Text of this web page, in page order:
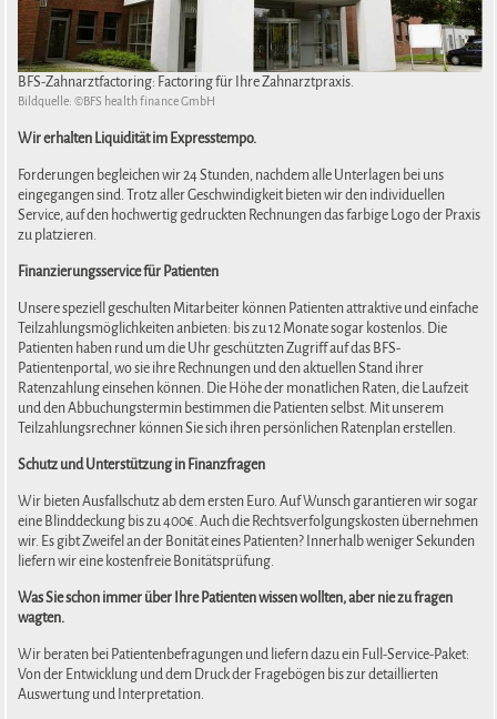
BFS-Zahnarztfactoring: Factoring für Ihre Zahnarztpraxis.
Bildquelle: ©BFS health finance GmbH
Wir erhalten Liquidität im Expresstempo.
Forderungen begleichen wir 24 Stunden, nachdem alle Unterlagen bei uns
eingegangen sind. Trotz aller Geschwindigkeit bieten wir den individuellen
Service, auf den hochwertig gedruckten Rechnungen das farbige Logo der Praxis
zu platzieren.
Finanzierungsservice für Patienten
Unsere speziell geschulten Mitarbeiter können Patienten attraktive und einfache
Teilzahlungsmöglichkeiten anbieten: bis zu 12 Monate sogar kostenlos. Die
Patienten haben rund um die Uhr geschützten Zugriff auf das BFS-
Patientenportal, wo sie ihre Rechnungen und den aktuellen Stand ihrer
Ratenzahlung einsehen können. Die Höhe der monatlichen Raten, die Laufzeit
und den Abbuchungstermin bestimmen die Patienten selbst. Mit unserem
Teilzahlungsrechner können Sie sich ihren persönlichen Ratenplan erstellen.
Schutz und Unterstützung in Finanzfragen
Wir bieten Ausfallschutz ab dem ersten Euro. Auf Wunsch garantieren wir sogar
eine Blinddeckung bis zu 400€. Auch die Rechtsverfolgungskosten übernehmen
wir. Es gibt Zweifel an der Bonität eines Patienten? Innerhalb weniger Sekunden
liefern wir eine kostenfreie Bonitätsprüfung.
Was Sie schon immer über Ihre Patienten wissen wollten, aber nie zu fragen
wagten.
Wir beraten bei Patientenbefragungen und liefern dazu ein Full-Service-Paket:
Von der Entwicklung und dem Druck der Fragebögen bis zur detaillierten
Auswertung und Interpretation.